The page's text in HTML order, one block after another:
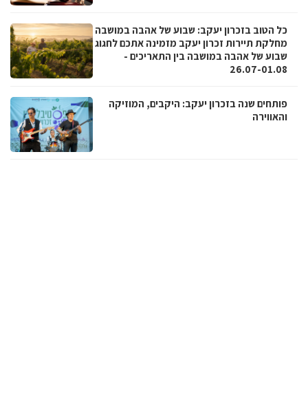
כל הטוב בזכרון יעקב: שבוע של אהבה במושבה
מחלקת תיירות זכרון יעקב מזמינה אתכם לחגוג
שבוע של אהבה במושבה בין התאריכים -
26.07-01.08
פותחים שנה בזכרון יעקב: היקבים, המוזיקה
והאווירה